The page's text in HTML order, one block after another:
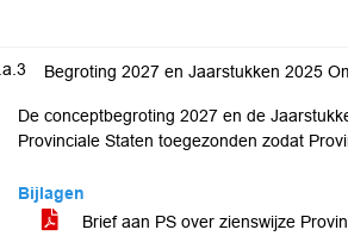
Begroting 2027 en Jaarstukken 2025
De conceptbegroting 2027 en de
Provinciale Staten toegezonden zodat
Bijlagen
Brief aan PS over zienswijze